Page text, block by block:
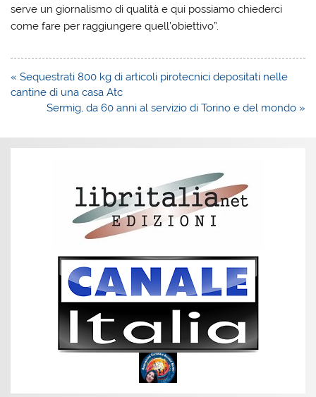
serve un giornalismo di qualità e qui possiamo chiederci
come fare per raggiungere quell’obiettivo”.
Navigazione
articoli
« Sequestrati 800 kg di articoli pirotecnici depositati nelle
cantine di una casa Atc
Sermig, da 60 anni al servizio di Torino e del mondo »